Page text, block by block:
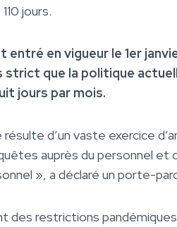
jours.
en vigueur le 1er
strict que la politique
jours par mois.
d’un vaste exercice
auprès du personnel
», a déclaré un porte-
des restrictions